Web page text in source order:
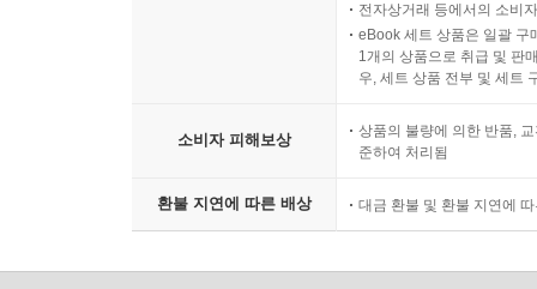
전자상거래 등에서의 소비
eBook 세트 상품은 일괄 구
1개의 상품으로 취급 및 판
우, 세트 상품 전부 및 세트
소비자 피해보상
상품의 불량에 의한 반품,
준하여 처리됨
환불 지연에 따른 배상 대금 환불 및 환불 지연에